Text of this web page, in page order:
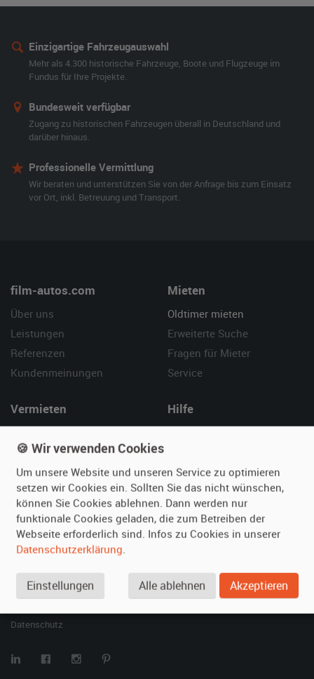
Einzigartige Fahrzeugauswahl
Mehr als 4.300 historische Fahrzeuge, Boote und Flugzeuge im
Fundus für Ihre Projekte.
Bundesweit verfügbar
Zugang zu historischen Fahrzeugen überall in Deutschland und
darüber hinaus.
Professionelle Vermittlung
Wir beraten und unterstützen Sie von der Anfrage bis zum Einsatz
vor Ort, inkl. Betreuung und Transport.
film-autos.com
Über uns
Leistungen
Referenzen
Kundenmeinungen
Mieten
Oldtimer mieten
Erweiterte Suche
Fragen für Mieter
Service
Vermieten
Fotos senden
Fragen für Vermieter
Inserat verwalten
Hilfe
Kontakt
SPECIAL
Berühmte Filmautos –
Datenschutz
🍪 Wir verwenden Cookies
Um unsere Website und unseren Service zu optimieren
setzen wir Cookies ein. Sollten Sie das nicht wünschen,
können Sie Cookies ablehnen. Dann werden nur
funktionale Cookies geladen, die zum Betreiben der
Webseite erforderlich sind. Infos zu Cookies in unserer
Datenschutzerklärung.
Einstellungen Alle ablehnen Akzeptieren